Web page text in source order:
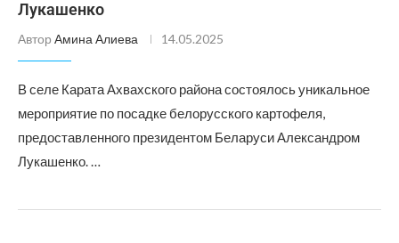
Лукашенко
Автор Амина Алиева 14.05.2025
В селе Карата Ахвахского района состоялось уникальное
мероприятие по посадке белорусского картофеля,
предоставленного президентом Беларуси Александром
Лукашенко. …